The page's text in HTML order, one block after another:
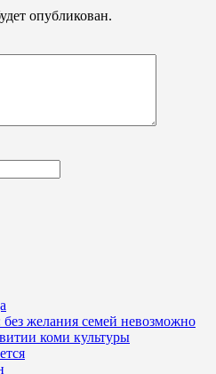
опубликован.
желания семей невозможно
коми культуры